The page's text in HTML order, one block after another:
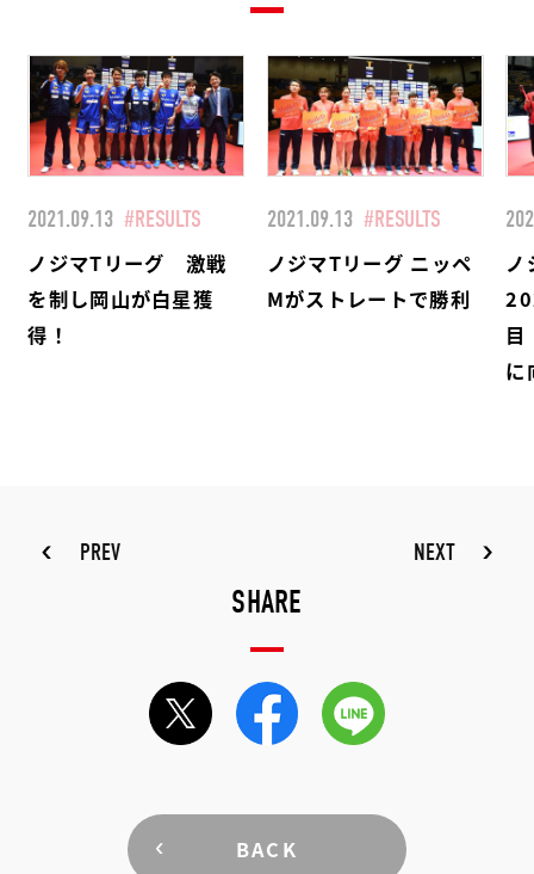
2021.09.13 #RESULTS
ノジマTリーグ 激戦
を制し岡山が白星獲
得！
2021.09.13 #RESULTS
ノジマTリーグ ニッペ
Mがストレートで勝利
目
に
PREV NEXT
SHARE
BACK